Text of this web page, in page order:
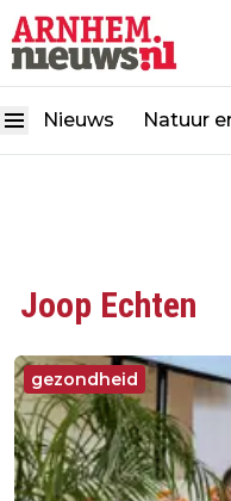
Nieuws Natuur
Joop Echten
gezondheid